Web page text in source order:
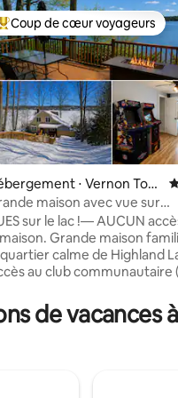
5
sur la base de 149
Coups de cœur voyageurs les
Coup de cœur voyageurs
⋅ Vernon Tow
maison avec vue sur
Lakes – Activités
sur le lac !— AUCUN
Grande maison
calme de Highland
au club communautaire
— 2 $ par personne et
jusqu'au club dock à
et d'arcade 🗽 À 1
de vacances